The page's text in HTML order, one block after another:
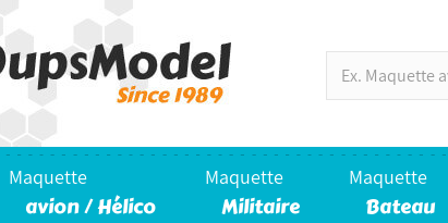
Maquette
avion / Hélico
Maquette
Militaire
Maquette
Bateau